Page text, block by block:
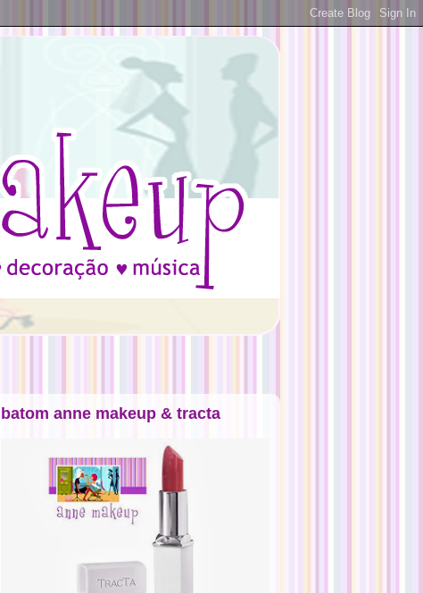
batom anne makeup & tracta